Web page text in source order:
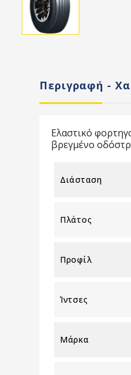
Περιγραφή -
Ελαστικό
βρεγµένο
Διάσταση
Πλάτος
Προφίλ
Ίντσες
Μάρκα